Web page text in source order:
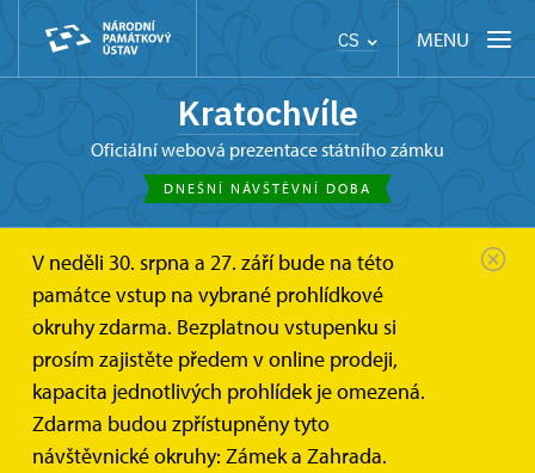
CS MENU
Kratochvíle
oficiální webová prezentace státního zámku
DNEŠNÍ NÁVŠTĚVNÍ DOBA
V neděli 30. srpna a 27. září bude na této
památce vstup na vybrané prohlídkové
okruhy zdarma. Bezplatnou vstupenku si
prosím zajistěte předem v online prodeji,
kapacita jednotlivých prohlídek je omezená.
Zdarma budou zpřístupněny tyto
návštěvnické okruhy: Zámek a Zahrada.
Kratochvíle Informace pro návštěvníky Návštěvní doba
Návštěvní doba